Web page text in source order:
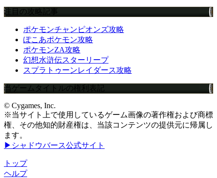
注目の攻略記事
ポケモンチャンピオンズ攻略
ぽこあポケモン攻略
ポケモンZA攻略
幻想水滸伝スターリープ
スプラトゥーンレイダース攻略
当ゲームタイトルの権利表記
© Cygames, Inc.
※当サイト上で使用しているゲーム画像の著作権および商標
権、その他知的財産権は、当該コンテンツの提供元に帰属し
ます。
▶シャドウバース公式サイト
トップ
ヘルプ